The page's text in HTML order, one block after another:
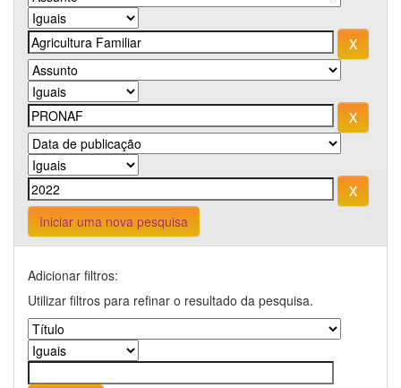
Iniciar uma nova pesquisa
Adicionar filtros:
Utilizar filtros para refinar o resultado da pesquisa.